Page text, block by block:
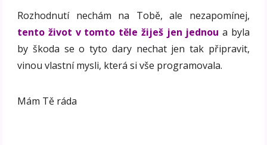
Rozhodnutí nechám na Tobě, ale nezapomínej,
tento život v tomto těle žiješ jen jednou a byla
by škoda se o tyto dary nechat jen tak připravit,
vinou vlastní mysli, která si vše programovala.
Mám Tě ráda